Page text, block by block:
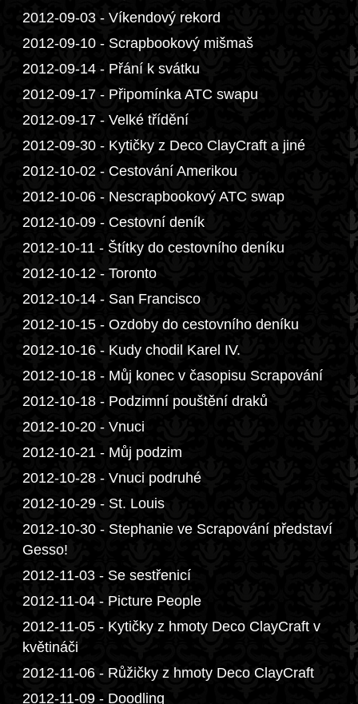
2012-09-03 - Víkendový rekord
2012-09-10 - Scrapbookový mišmaš
2012-09-14 - Přání k svátku
2012-09-17 - Připomínka ATC swapu
2012-09-17 - Velké třídění
2012-09-30 - Kytičky z Deco ClayCraft a jiné
2012-10-02 - Cestování Amerikou
2012-10-06 - Nescrapbookový ATC swap
2012-10-09 - Cestovní deník
2012-10-11 - Štítky do cestovního deníku
2012-10-12 - Toronto
2012-10-14 - San Francisco
2012-10-15 - Ozdoby do cestovního deníku
2012-10-16 - Kudy chodil Karel IV.
2012-10-18 - Můj konec v časopisu Scrapování
2012-10-18 - Podzimní pouštění draků
2012-10-20 - Vnuci
2012-10-21 - Můj podzim
2012-10-28 - Vnuci podruhé
2012-10-29 - St. Louis
2012-10-30 - Stephanie ve Scrapování představí
Gesso!
2012-11-03 - Se sestřenicí
2012-11-04 - Picture People
2012-11-05 - Kytičky z hmoty Deco ClayCraft v
květináči
2012-11-06 - Růžičky z hmoty Deco ClayCraft
2012-11-09 - Doodling